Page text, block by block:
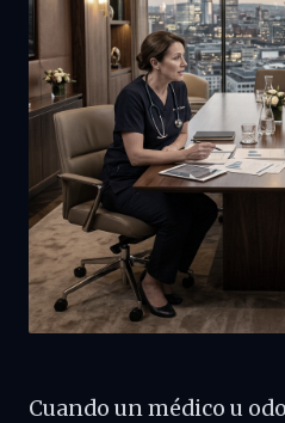
Cuando un médico u